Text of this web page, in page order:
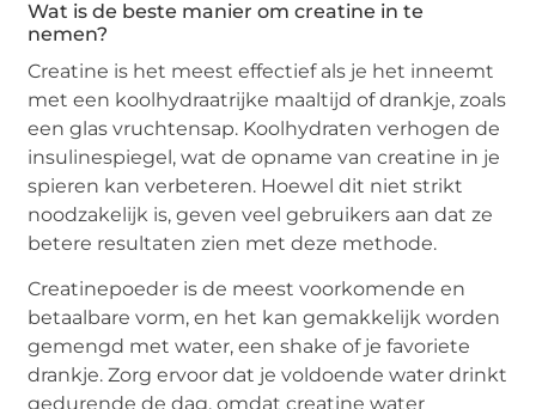
Wat is de beste manier om creatine in te
nemen?
Creatine is het meest effectief als je het inneemt
met een koolhydraatrijke maaltijd of drankje, zoals
een glas vruchtensap. Koolhydraten verhogen de
insulinespiegel, wat de opname van creatine in je
spieren kan verbeteren. Hoewel dit niet strikt
noodzakelijk is, geven veel gebruikers aan dat ze
betere resultaten zien met deze methode.
Creatinepoeder is de meest voorkomende en
betaalbare vorm, en het kan gemakkelijk worden
gemengd met water, een shake of je favoriete
drankje. Zorg ervoor dat je voldoende water drinkt
gedurende de dag, omdat creatine water